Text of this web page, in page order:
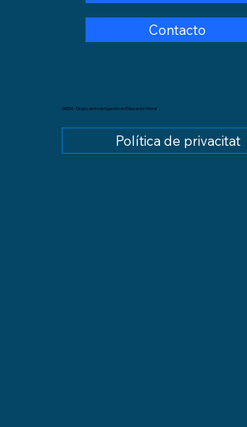
GREM - Grupo de Investigación en Educación Moral
Política de privacitat
Contacto